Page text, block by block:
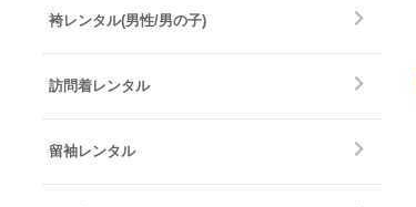
袴レンタル(男性/男の子)
訪問着レンタル
留袖レンタル